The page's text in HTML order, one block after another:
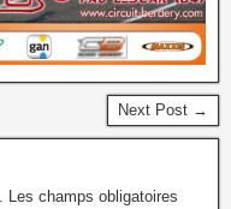
Next Post →
Les champs obligatoires